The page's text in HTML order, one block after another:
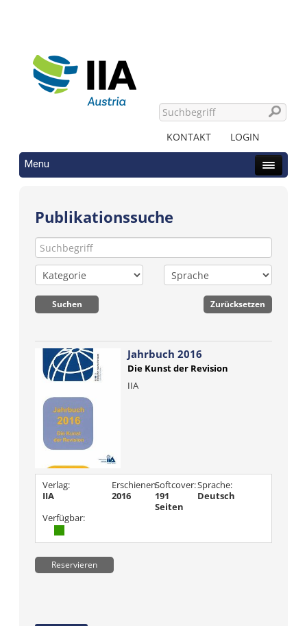
KONTAKT LOGIN
Menu
Publikationssuche
Jahrbuch 2016
Die Kunst der Revision
IIA
Verlag:
IIA
Erschienen
2016
Softcover:
191
Seiten
Sprache:
Deutsch
Verfügbar:
Reservieren